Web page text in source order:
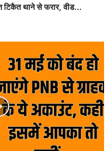
थाने से फरार, वीड...